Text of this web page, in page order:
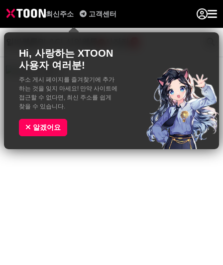
최신주소
Hi, 사랑하는 XTOON
사용자 여러분!
주소 게시 페이지를 즐겨찾기에 추가
하는 것을 잊지 마세요! 만약 사이트에
접근할 수 없다면, 최신 주소를 쉽게
찾을 수 있습니다.
알겠어요
고객센터